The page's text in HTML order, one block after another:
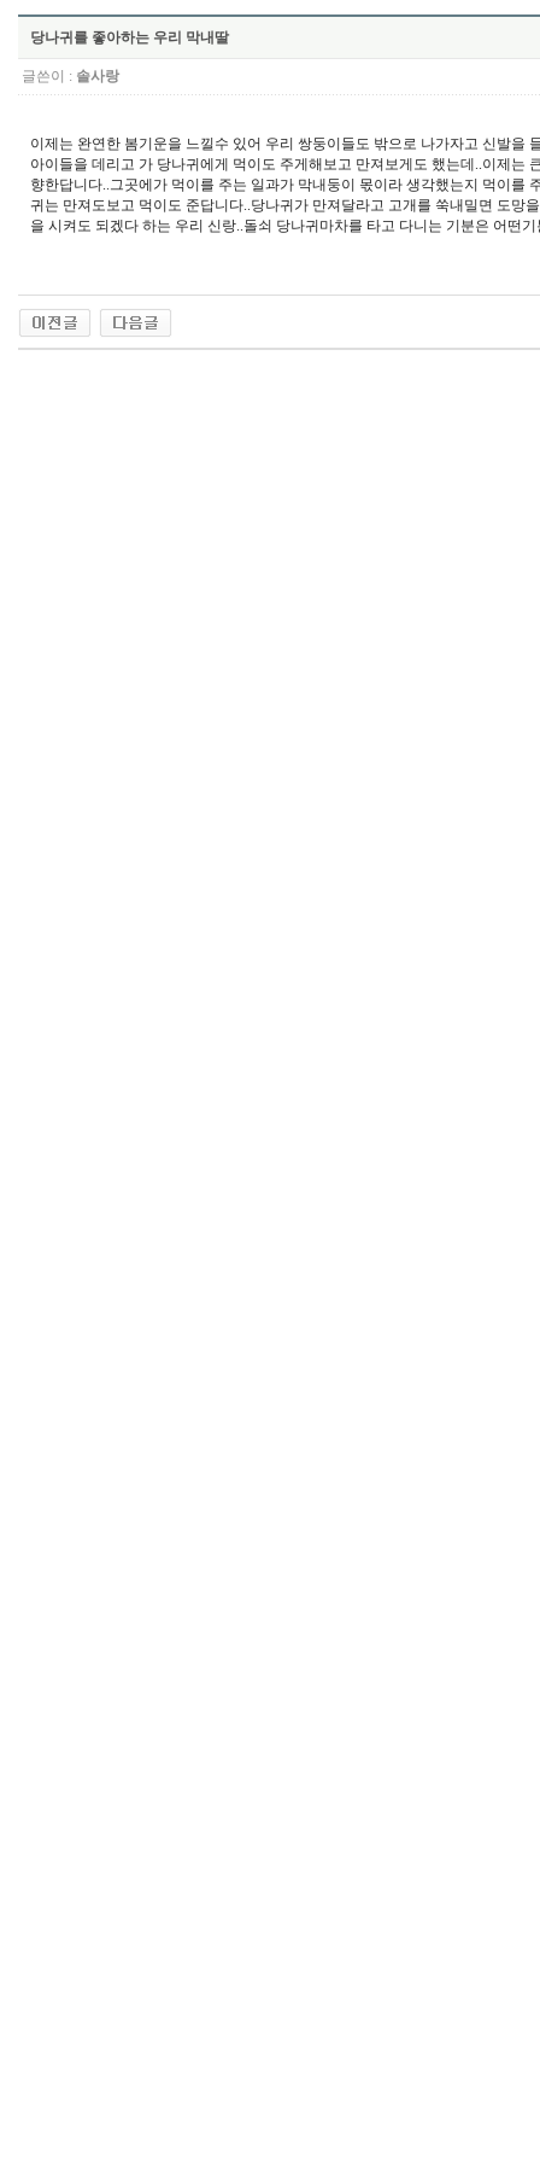
당나귀를 좋아하는 우리 막내딸
글쓴이 : 솔사랑
이제는 완연한 봄기운을 느낄수 있어 우리 쌍둥이들도 밖으로 나가자고 신발
아이들을 데리고 가 당나귀에게 먹이도 주게해보고 만져보게도 했는데..이제
향한답니다..그곳에가 먹이를 주는 일과가 막내둥이 몫이라 생각했는지 먹이
귀는 만져도보고 먹이도 준답니다..당나귀가 만져달라고 고개를 쑥내밀면 도
을 시켜도 되겠다 하는 우리 신랑..돌쇠 당나귀마차를 타고 다니는 기분은 어떤기